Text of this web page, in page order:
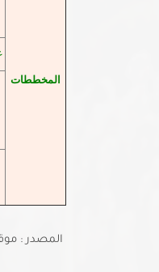
المخططات
المصدر :